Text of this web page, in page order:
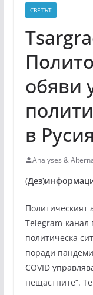
СВЕТЪТ
обяви
в Русия
Analyses &
(
Политическият
Telegram-канал
политическа
поради
COVID
нещастните“.